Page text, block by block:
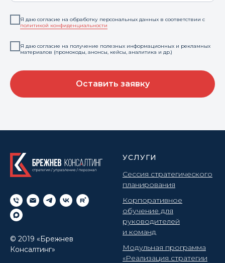
Я даю согласие на обработку персональных данных в соответствии с
политикой конфиденциальности
Я даю согласие на получение полезных информационных и рекламных
материалов (промокоды, анонсы, кейсы, аналитика и др.)
Оставить заявку
© 2019 «Брежнев
Консалтинг»
УСЛУГИ
Сессия стратегического
планирования
Корпоративное
обучение для
руководителей
и команд
Модульная программа
«Реализация стратегии